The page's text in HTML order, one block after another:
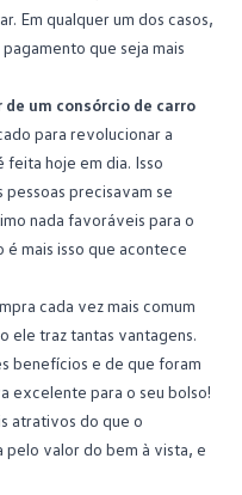
Em qualquer um dos casos,
que seja mais
um consórcio de carro
para revolucionar a
feita hoje em dia. Isso
precisavam se
nada favoráveis para o
é mais isso que acontece
cada vez mais comum
ele traz tantas vantagens.
benefícios e de que foram
excelente para o seu bolso!
atrativos do que o
pelo valor do bem à vista, e